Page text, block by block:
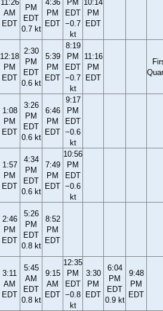
11:26
AM
EDT
PM
EDT
0.7 kt
4:36
PM
EDT
PM
EDT
−0.7
kt
10:14
PM
EDT
12:18
PM
EDT
2:30
PM
EDT
0.6 kt
5:39
PM
EDT
8:19
PM
EDT
−0.7
kt
11:16
PM
EDT
1:08
PM
EDT
3:26
PM
EDT
0.6 kt
6:46
PM
EDT
9:17
PM
EDT
−0.6
kt
1:57
PM
EDT
4:34
PM
EDT
0.6 kt
7:49
PM
EDT
10:56
PM
EDT
−0.6
kt
2:46
PM
EDT
5:26
PM
EDT
0.8 kt
8:52
PM
EDT
3:11
AM
EDT
5:45
AM
EDT
0.8 kt
9:15
AM
EDT
12:35
PM
EDT
−0.8
kt
3:30
PM
EDT
6:04
PM
EDT
0.9 kt
9:48
PM
EDT